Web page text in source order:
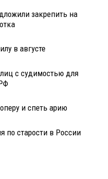
закрепить на
в августе
с судимостью для
и спеть арию
по старости в России